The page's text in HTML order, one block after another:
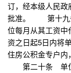
订，经本级人民
批准。 第十九
位每月从其工资
资之日起5日内将
住房公积金专户内
第二十条 单位